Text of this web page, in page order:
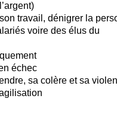
travail, dénigrer la
voire des élus du
échec
sa colère et sa